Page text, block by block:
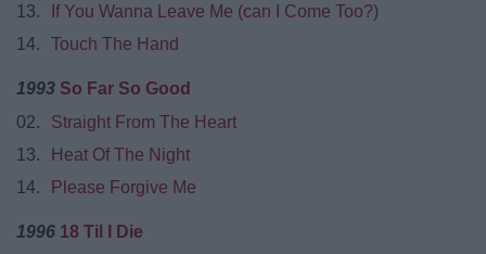
13.
If You Wanna Leave Me (can I Come Too?)
14.
Touch The Hand
1993 So Far So Good
02.
Straight From The Heart
13.
Heat Of The Night
14.
Please Forgive Me
1996 18 Til I Die